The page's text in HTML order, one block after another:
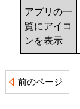
アプリの一
覧にアイコ
ンを表示
前のページ